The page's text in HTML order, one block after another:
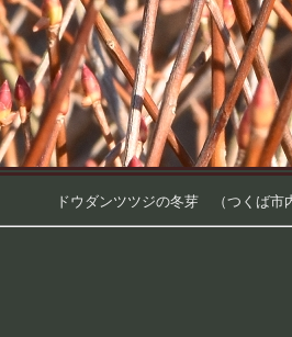
ドウダンツツジの冬芽 （つくば市